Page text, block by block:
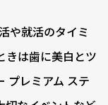
や就活のタイミ
きは歯に美白とツ
プレミアム ステ